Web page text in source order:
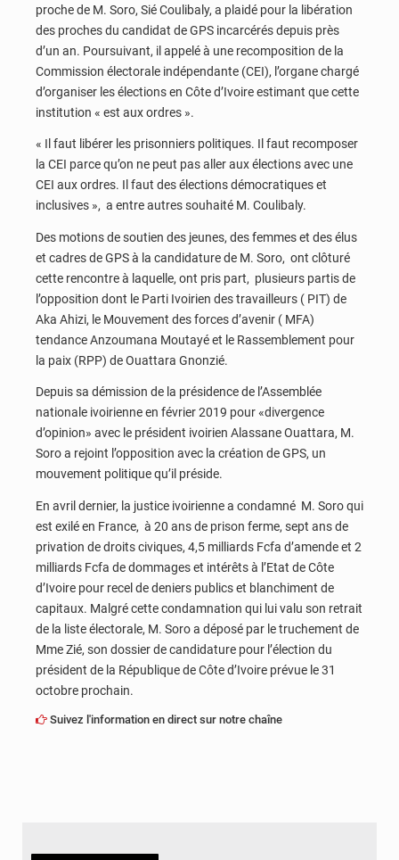
proche de M. Soro, Sié Coulibaly, a plaidé pour la libération
des proches du candidat de GPS incarcérés depuis près
d’un an. Poursuivant, il appelé à une recomposition de la
Commission électorale indépendante (CEI), l’organe chargé
d’organiser les élections en Côte d’Ivoire estimant que cette
institution « est aux ordres ».
« Il faut libérer les prisonniers politiques. Il faut recomposer
la CEI parce qu’on ne peut pas aller aux élections avec une
CEI aux ordres. Il faut des élections démocratiques et
inclusives », a entre autres souhaité M. Coulibaly.
Des motions de soutien des jeunes, des femmes et des élus
et cadres de GPS à la candidature de M. Soro, ont clôturé
cette rencontre à laquelle, ont pris part, plusieurs partis de
l’opposition dont le Parti Ivoirien des travailleurs ( PIT) de
Aka Ahizi, le Mouvement des forces d’avenir ( MFA)
tendance Anzoumana Moutayé et le Rassemblement pour
la paix (RPP) de Ouattara Gnonzié.
Depuis sa démission de la présidence de l’Assemblée
nationale ivoirienne en février 2019 pour «divergence
d’opinion» avec le président ivoirien Alassane Ouattara, M.
Soro a rejoint l’opposition avec la création de GPS, un
mouvement politique qu’il préside.
En avril dernier, la justice ivoirienne a condamné M. Soro qui
est exilé en France, à 20 ans de prison ferme, sept ans de
privation de droits civiques, 4,5 milliards Fcfa d’amende et 2
milliards Fcfa de dommages et intérêts à l’Etat de Côte
d’Ivoire pour recel de deniers publics et blanchiment de
capitaux. Malgré cette condamnation qui lui valu son retrait
de la liste électorale, M. Soro a déposé par le truchement de
Mme Zié, son dossier de candidature pour l’élection du
président de la République de Côte d’Ivoire prévue le 31
octobre prochain.
Suivez l'information en direct sur notre chaîne